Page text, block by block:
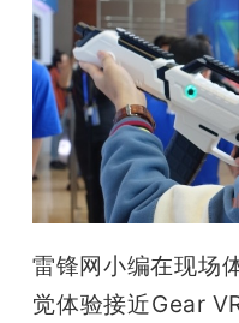
雷锋网小编在现场
觉体验接近Gear